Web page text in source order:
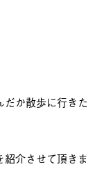
か散歩に行きた
介させて頂きま